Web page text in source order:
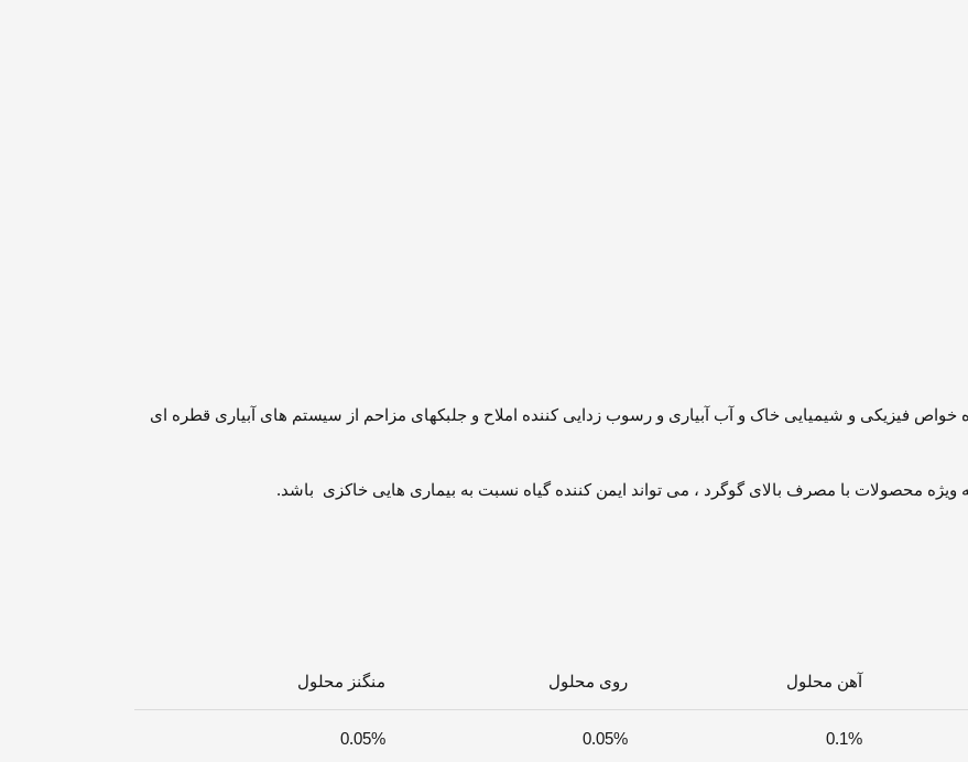
خواص فیزیکی و شیمیایی خاک و آب آبیاری و رسوب زدایی کننده املاح و جلبکهای مزاحم از سیستم های آبیاری قطره ای
ویژه محصولات با مصرف بالای گوگرد ، می تواند ایمن کننده گیاه نسبت به بیماری هایی خاکزی باشد.
آهن محلول روی محلول منگنز محلول
0.1%
0.05%
0.05%